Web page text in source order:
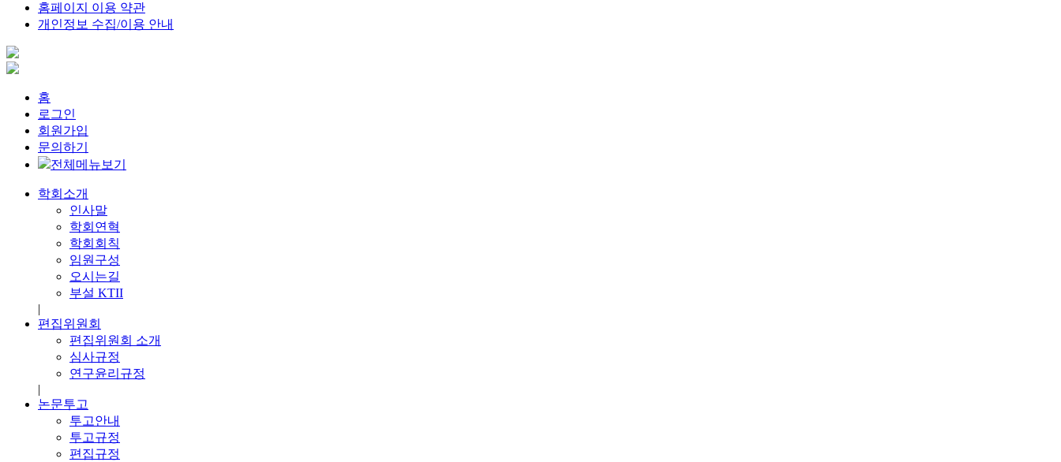
홈페이지 이용 약관
개인정보 수집/이용 안내
홈
로그인
회원가입
문의하기
전체메뉴보기
학회소개
인사말
학회연혁
학회회칙
임원구성
오시는길
부설 KTII
|
편집위원회
편집위원회 소개
심사규정
연구윤리규정
|
논문투고
투고안내
투고규정
편집규정